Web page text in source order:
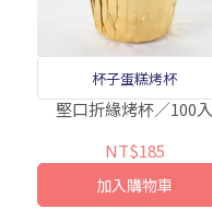
杯子蛋糕烤杯
堅口折緣烤杯／100入
NT$185
加入購物車